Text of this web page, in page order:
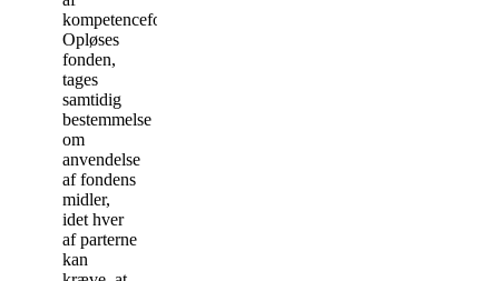
kompetencefonden.
Opløses
fonden,
tages
samtidig
bestemmelse
om
anvendelse
af fondens
midler,
idet hver
af parterne
kan